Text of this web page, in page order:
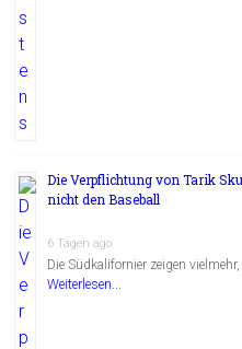
Die Verpflichtung von Tarik
nicht den Baseball
6 Tagen ago
Die Südkalifornier zeigen
Weiterlesen...